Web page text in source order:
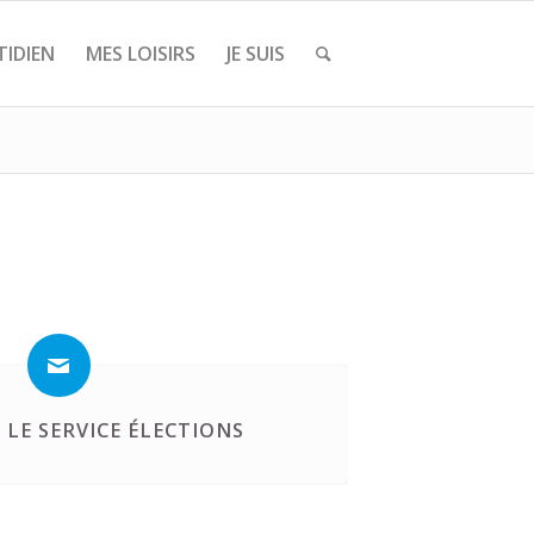
MES LOISIRS JE SUIS
SERVICE ÉLECTIONS